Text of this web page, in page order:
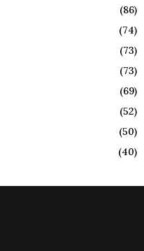
(86)
(74)
(73)
(73)
(69)
(52)
(50)
(40)